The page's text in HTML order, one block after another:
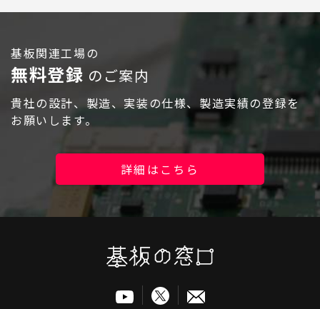
ログイン
基板関連工場の
無料登録 のご案内
貴社の設計、製造、実装の仕様、製造実績の登録を
お願いします。
詳細はこちら